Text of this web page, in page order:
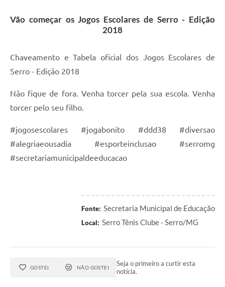
Emissão de Contracheque
Chamamento Público
Convênios
Arquivos para Download
SIC
Audiências Públicas
Galeria de Fotos
Vão começar os Jogos Escolares de Serro - Edição
2018
Chaveamento e Tabela oficial dos Jogos Escolares de
Serro - Edição 2018
Não fique de fora. Venha torcer pela sua escola. Venha
torcer pelo seu filho.
#jogosescolares #jogabonito #ddd38 #diversao
#alegriaeousadia #esporteinclusao #serromg
#secretariamunicipaldeeducacao
Fonte: Secretaria Municipal de Educação
Local: Serro Tênis Clube - Serro/MG
GOSTEI NÃO GOSTEI
Seja o primeiro a curtir esta
notícia.